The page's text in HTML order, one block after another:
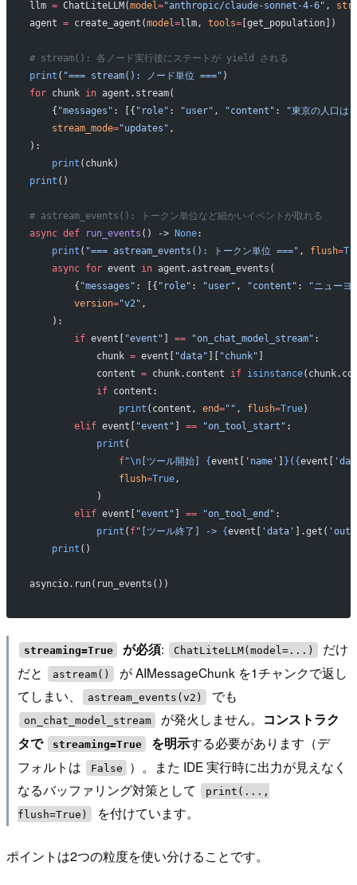
llm = ChatLiteLLM(model="anthropic/claude-sonnet-4-6" ,
agent = create_agent(model=llm, tools=[get_population])
# stream(): 各ノード実行後にステートが yield される
print ( "=== stream(): ノード単位 ===" )
for chunk in agent.stream(
    {
"messages" : [{ "role" : "user" , "content" :
"東京の人口は
    stream_mode
="updates" ,
):
    print
(chunk)
print ()
# astream_events(): トークン単位など細かいイベントが取れる
async def run_events () -> None:
    print
( "=== astream_events(): トークン単位 ===" , flush=
    async
for event in agent.astream_events(
        {
"messages" : [{ "role" : "user" , "content" :
"ニューヨ
        version
="v2" ,
    ):
        if
event[ "event" == "on_chat_model_stream" :
            chunk
= event[ "data" "chunk"
            content
= chunk.content if isinstance
            if
content:
                print
(content, end="" , flush=True)
        elif
event[ "event" == "on_tool_start" :
            print
(
                f
"\n[ツール開始] {event[ 'name' } ( {event[
                flush
=True,
            )
        elif
event[ "event" == "on_tool_end" :
            print
( f"[ツール終了] -> {event[ 'data' ].get(
    print
()
asyncio.run(run_events())
streaming=True が必須: ChatLiteLLM(model=...)
だけ
だと
astream()
が AIMessageChunk を1チャンクで返し
てしまい、
astream_events(v2) でも
on_chat_model_stream が発火しません。 コンストラク
タで
streaming=True を明示する必要があります（デ
フォルトは
False
）。また IDE 実行時に出力が見えなく
なるバッファリング対策として
print(...,
flush=True)
を付けています。
ポイントは2つの粒度を使い分けることです。